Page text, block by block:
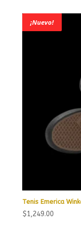
¡Nuevo!
Tenis Emerica
$1,249.00